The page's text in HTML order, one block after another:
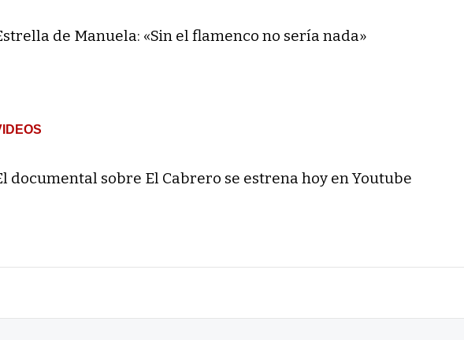
de Manuela: «Sin el flamenco no sería nada»
documental sobre El Cabrero se estrena hoy en Youtube